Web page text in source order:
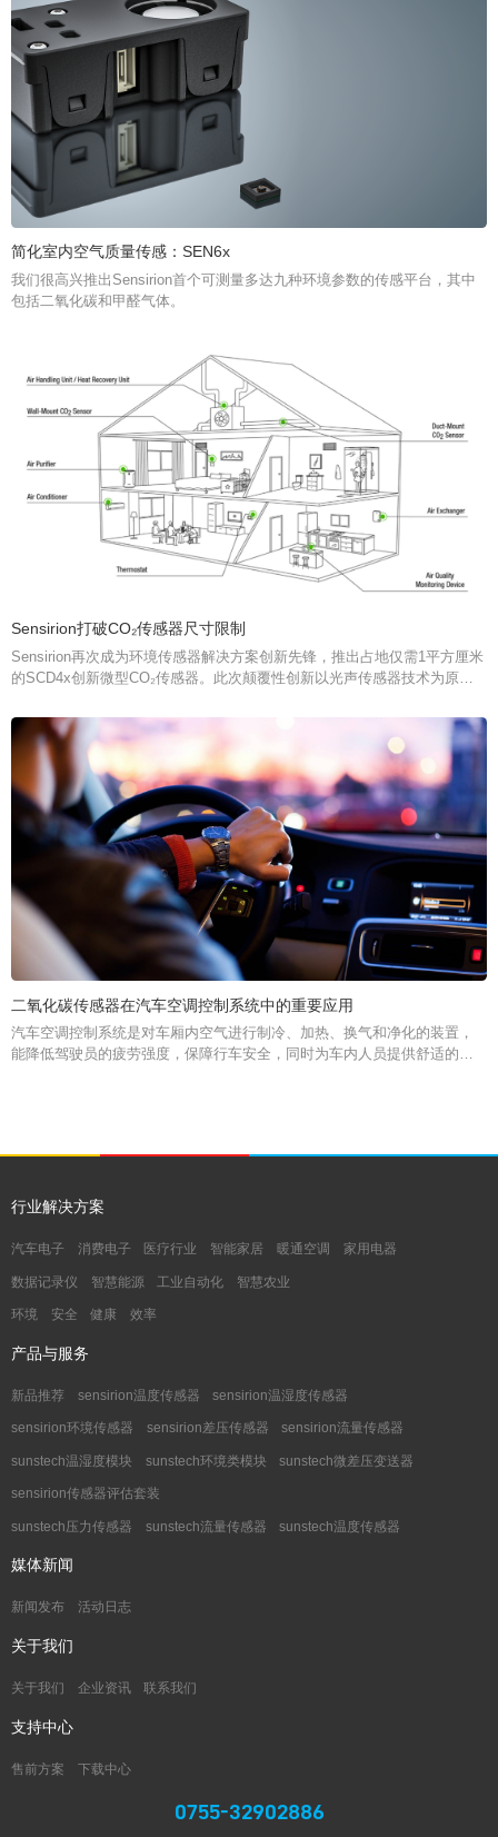
简化室内空气质量传感：SEN6x
我们很高兴推出Sensirion首个可测量多达九种环境参数的传感平台，其中
包括二氧化碳和甲醛气体。
Sensirion打破CO₂传感器尺寸限制
Sensirion再次成为环境传感器解决方案创新先锋，推出占地仅需1平方厘米
的SCD4x创新微型CO₂传感器。此次颠覆性创新以光声传感器技术为原
间。SCD4x具有无与伦比的高性价比，尤其适合批量生产和成本敏感应
用。
二氧化碳传感器在汽车空调控制系统中的重要应用
汽车空调控制系统是对车厢内空气进行制冷、加热、换气和净化的装置，
能降低驾驶员的疲劳强度，保障行车安全，同时为车内人员提供舒适的乘
行业解决方案
汽车电子 消费电子 医疗行业 智能家居 暖通空调 家用电器
数据记录仪 智慧能源 工业自动化 智慧农业
环境 安全 健康 效率
产品与服务
新品推荐 sensirion温度传感器 sensirion温湿度传感器
sensirion环境传感器 sensirion差压传感器 sensirion流量传感器
sunstech温湿度模块 sunstech环境类模块 sunstech微差压变送器
sensirion传感器评估套装
sunstech压力传感器 sunstech流量传感器 sunstech温度传感器
媒体新闻
新闻发布 活动日志
关于我们
关于我们 企业资讯 联系我们
支持中心
售前方案 下载中心
0755-32902886